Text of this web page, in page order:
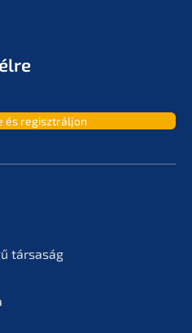
és regisztráljon
társaság